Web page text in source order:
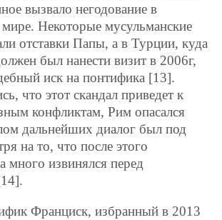
вызвало негодование в
Некоторые мусульманские
отставки Папы, а в Турции, куда
был нанести визит в 2006г,
иск на понтифика [13].
что этот скандал приведет к
конфликтам, Рим опасался
дальнейших диалог был под
на то, что после этого
много извинялся перед
Франциск, избранный в 2013